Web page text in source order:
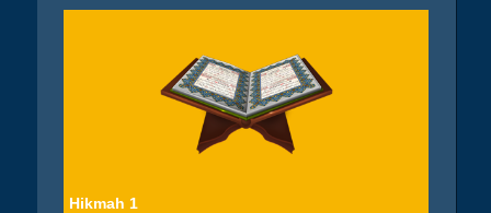
Hikmah 1